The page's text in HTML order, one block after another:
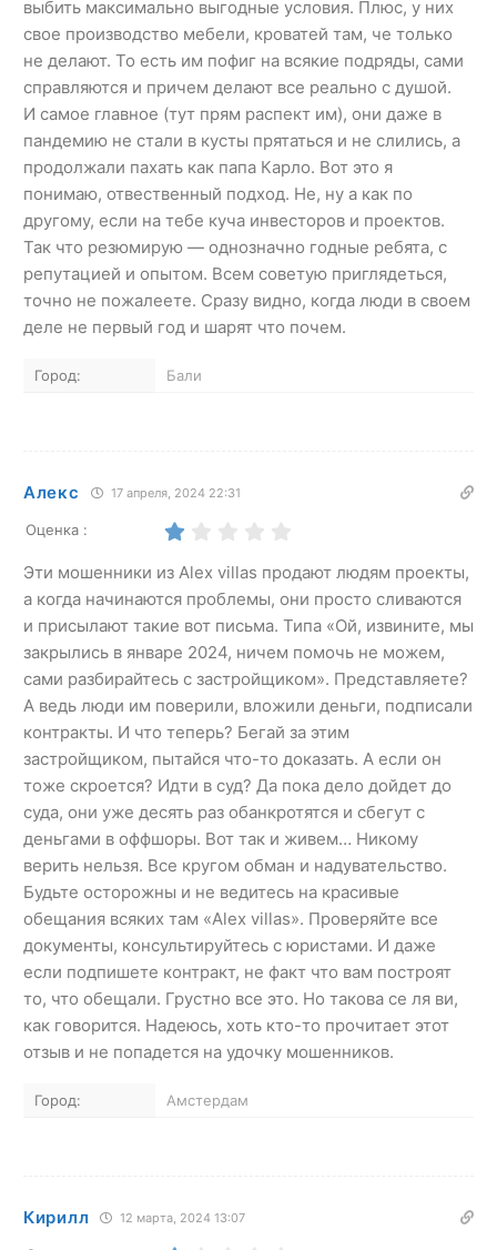
выбить максимально выгодные условия. Плюс, у них
свое производство мебели, кроватей там, че только
не делают. То есть им пофиг на всякие подряды, сами
справляются и причем делают все реально с душой.
И самое главное (тут прям распект им), они даже в
пандемию не стали в кусты прятаться и не слились, а
продолжали пахать как папа Карло. Вот это я
понимаю, отвественный подход. Не, ну а как по
другому, если на тебе куча инвесторов и проектов.
Так что резюмирую — однозначно годные ребята, с
репутацией и опытом. Всем советую приглядеться,
точно не пожалеете. Сразу видно, когда люди в своем
деле не первый год и шарят что почем.
Город: Бали
Алекс 17 апреля, 2024 22:31
Оценка :
Эти мошенники из Alex villas продают людям проекты,
а когда начинаются проблемы, они просто сливаются
и присылают такие вот письма. Типа «Ой, извините, мы
закрылись в январе 2024, ничем помочь не можем,
сами разбирайтесь с застройщиком». Представляете?
А ведь люди им поверили, вложили деньги, подписали
контракты. И что теперь? Бегай за этим
застройщиком, пытайся что-то доказать. А если он
тоже скроется? Идти в суд? Да пока дело дойдет до
суда, они уже десять раз обанкротятся и сбегут с
деньгами в оффшоры. Вот так и живем… Никому
верить нельзя. Все кругом обман и надувательство.
Будьте осторожны и не ведитесь на красивые
обещания всяких там «Alex villas». Проверяйте все
документы, консультируйтесь с юристами. И даже
если подпишете контракт, не факт что вам построят
то, что обещали. Грустно все это. Но такова се ля ви,
как говорится. Надеюсь, хоть кто-то прочитает этот
отзыв и не попадется на удочку мошенников.
Город: Амстердам
Кирилл 12 марта, 2024 13:07